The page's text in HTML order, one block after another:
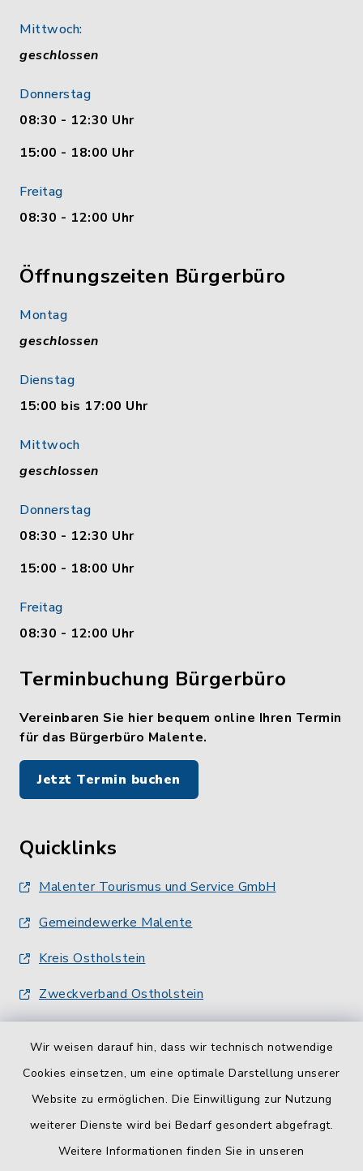
Wir weisen darauf hin, dass wir technisch notwendige
Cookies einsetzen, um eine optimale Darstellung unserer
Website zu ermöglichen. Die Einwilligung zur Nutzung
weiterer Dienste wird bei Bedarf gesondert abgefragt.
Weitere Informationen finden Sie in unseren
Mittwoch:
geschlossen
Donnerstag
08:30 - 12:30 Uhr
15:00 - 18:00 Uhr
Freitag
08:30 - 12:00 Uhr
Öffnungszeiten Bürgerbüro
Montag
geschlossen
Dienstag
15:00 bis 17:00 Uhr
Mittwoch
geschlossen
Donnerstag
08:30 - 12:30 Uhr
15:00 - 18:00 Uhr
Freitag
08:30 - 12:00 Uhr
Terminbuchung Bürgerbüro
Vereinbaren Sie hier bequem online Ihren Termin
für das Bürgerbüro Malente.
Jetzt Termin buchen
Quicklinks
Malenter Tourismus und Service GmbH
Gemeindewerke Malente
Kreis Ostholstein
Zweckverband Ostholstein
Barrierefreiheit